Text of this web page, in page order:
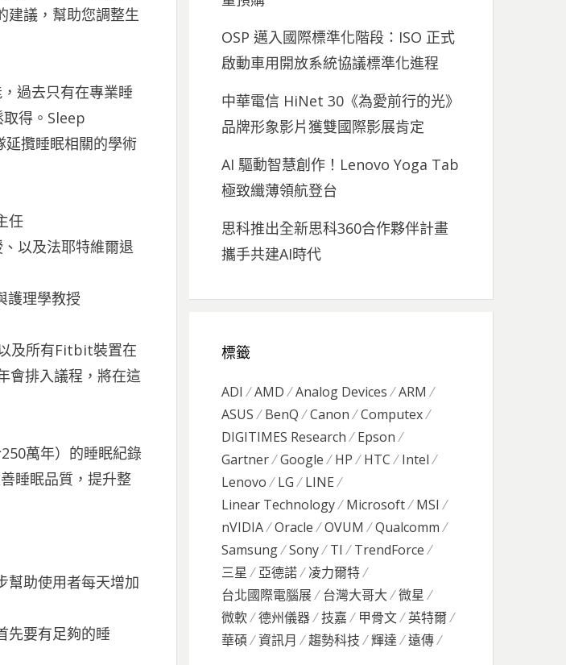
建議，幫助您調整生
過去只有在專業睡
得。Sleep
攬睡眠相關的學術
任
以及法耶特維爾退
護理學教授
及所有Fitbit裝置在
會排入議程，將在這
萬年）的睡眠紀錄
睡眠品質，提升整
幫助使用者每天增加
先要有足夠的睡
OSP 邁入國際標準化階段：ISO 正式
啟動車用開放系統協議標準化進程
中華電信 HiNet 30《為愛前行的光》
品牌形象影片獲雙國際影展肯定
AI 驅動智慧創作！Lenovo Yoga Tab
極致纖薄領航登台
思科推出全新思科360合作夥伴計畫
攜手共建AI時代
標籤
ADI AMD Analog Devices
ARM
ASUS
BenQ Canon
Computex
DIGITIMES Research
Epson
Gartner
Google HP HTC
Intel
Lenovo
LG
LINE
Linear Technology
Microsoft
MSI
nVIDIA
Oracle OVUM
Qualcomm
Samsung
Sony TI
TrendForce
三星
亞德諾
凌力爾特
台北國際電腦展
台灣大哥大
微星
微軟
德州儀器 技嘉 甲骨文
英特爾
華碩
資訊月 趨勢科技 輝達 遠傳